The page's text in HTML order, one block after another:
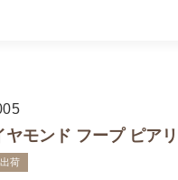
ヤモンド フープ ピア
荷